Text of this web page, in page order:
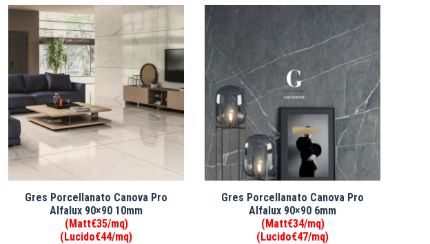
Gres Porcellanato Canova Pro
Alfalux 90×90 10mm
(Matt€35/mq)
(Lucido€44/mq)
Gres Porcellanato Canova Pro
Alfalux 90×90 6mm
(Matt€34/mq)
(Lucido€47/mq)